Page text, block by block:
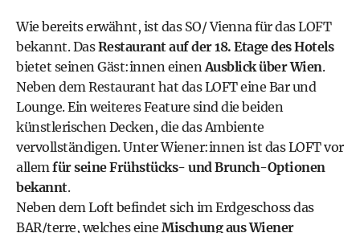
Wie bereits erwähnt, ist das SO/ Vienna für das LOFT
bekannt. DasRestaurant auf der 18. Etage des Hotels
bietet seinen Gäst:innen einenAusblick über Wien.
Neben dem Restaurant hat das LOFT eine Bar und
Lounge. Ein weiteres Feature sind die beiden
künstlerischen Decken, die das Ambiente
vervollständigen. Unter Wiener:innen ist das LOFT vor
allemfür seine Frühstücks- und Brunch-Optionen
bekannt.
Neben dem Loft befindet sich im Erdgeschoss das
BAR/terre, welches eine Mischung aus Wiener